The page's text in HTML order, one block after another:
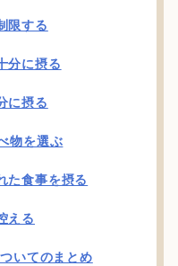
限する
分に摂る
に摂る
物を選ぶ
食事を摂る
える
いてのまとめ